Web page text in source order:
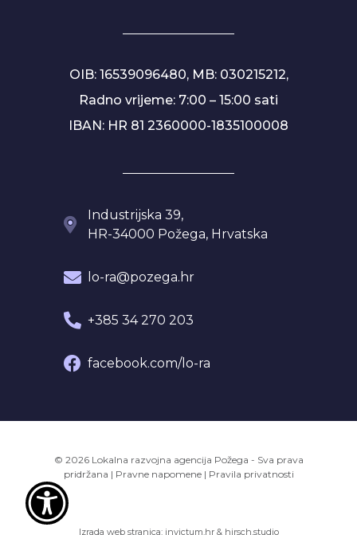
OIB: 16539096480, MB: 030215212,
Radno vrijeme: 7:00 – 15:00 sati
IBAN: HR 81 2360000-1835100008
Industrijska 39,
HR-34000 Požega, Hrvatska
lo-ra@pozega.hr
+385 34 270 203
facebook.com/lo-ra
© 2026 Lokalna razvojna agencija Požega - Sva prava
pridržana | Pravne napomene | Pravila privatnosti
Izrada web stranica: invictum.hr& hirsch.studio